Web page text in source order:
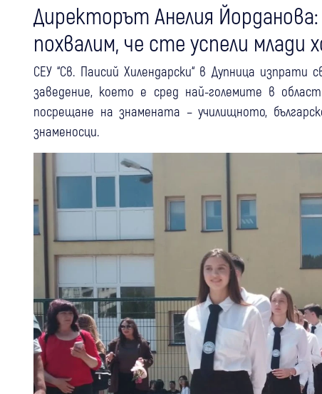
Директорът Анелия
похвалим, че сте успели млади
СЕУ “Св. Паисий Хилендарски“ в Дупница
заведение, което е сред най-големите в
посрещане на знамената – училищното,
знаменосци.